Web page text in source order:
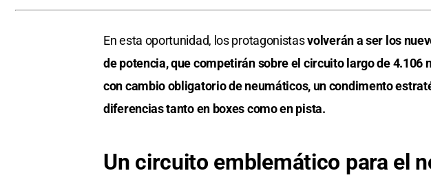
En esta oportunidad, los protagonistasvolverán a ser los
de potencia, que competirán sobre el circuito largo de 4.106
con cambio obligatorio de neumáticos, un condimento
diferencias tanto en boxes como en pista.
Un circuito emblemático para el